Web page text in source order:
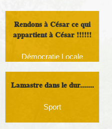
Rendons à César ce qui
appartient à César !!!!!!
Démocratie Locale
Lamastre dans le dur.......
Sport